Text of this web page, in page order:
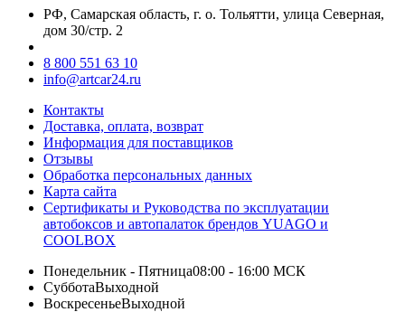
РФ, Самарская область, г. о. Тольятти, улица Северная,
дом 30/стр. 2
8 800 551 63 10
info@artcar24.ru
Контакты
Доставка, оплата, возврат
Информация для поставщиков
Отзывы
Обработка персональных данных
Карта сайта
Сертификаты и Руководства по эксплуатации
автобоксов и автопалаток брендов YUAGO и
COOLBOX
Понедельник - Пятница08:00 - 16:00 МСК
СубботаВыходной
ВоскресеньеВыходной